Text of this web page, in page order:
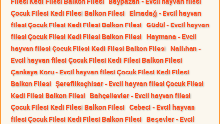
Çocuk Filesi Kedi Filesi Balkon Filesi Elmadağ - Evcil hayvan
filesi Çocuk Filesi Kedi Filesi Balkon Filesi Güdül - Evcil hayvan
filesi Çocuk Filesi Kedi Filesi Balkon Filesi Haymana - Evcil
hayvan filesi Çocuk Filesi Kedi Filesi Balkon Filesi Nallıhan -
Evcil hayvan filesi Çocuk Filesi Kedi Filesi Balkon Filesi
Çankaya Koru - Evcil hayvan filesi Çocuk Filesi Kedi Filesi
Balkon Filesi Şereflikoçhisar - Evcil hayvan filesi Çocuk Filesi
Kedi Filesi Balkon Filesi Bahçelievler - Evcil hayvan filesi
Çocuk Filesi Kedi Filesi Balkon Filesi Cebeci - Evcil hayvan
filesi Çocuk Filesi Kedi Filesi Balkon Filesi Beşevler - Evcil